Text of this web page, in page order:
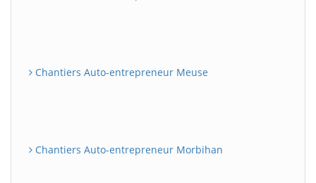
Chantiers Auto-entrepreneur Meuse
Chantiers Auto-entrepreneur Morbihan